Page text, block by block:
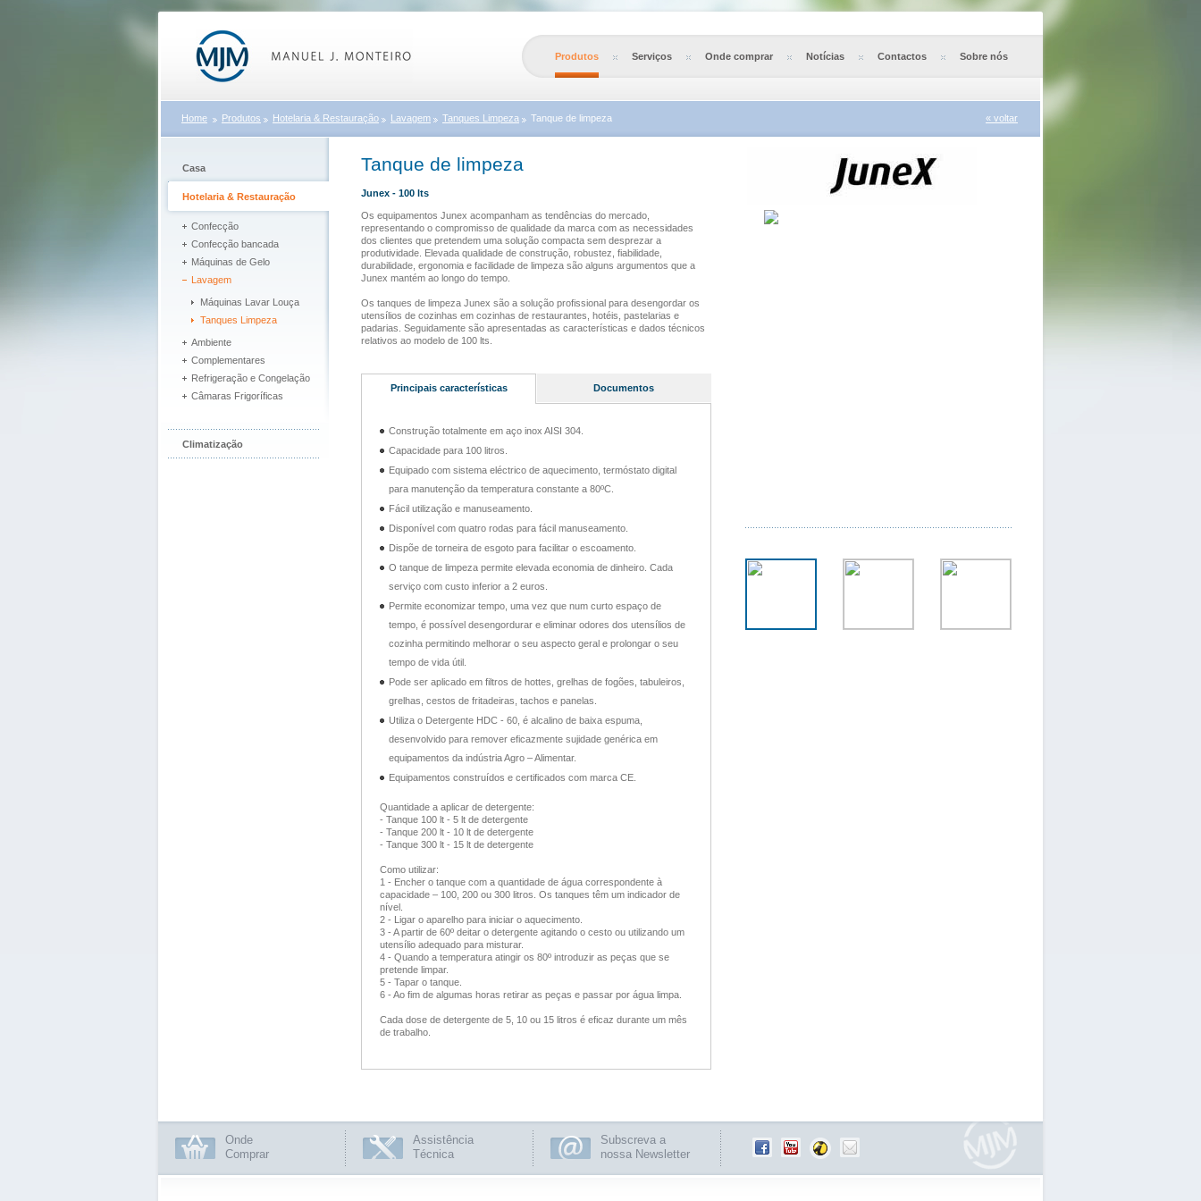
Produtos Serviços Onde comprar Notícias Contactos Sobre nós
Home Produtos Hotelaria & Restauração Lavagem Tanques Limpeza Tanque de limpeza « voltar
Casa
Hotelaria & Restauração
Confecção
Confecção bancada
Máquinas de Gelo
Lavagem
Máquinas Lavar Louça
Tanques Limpeza
Ambiente
Complementares
Refrigeração e Congelação
Câmaras Frigoríficas
Climatização
Tanque de limpeza
Junex - 100 lts
Os equipamentos Junex acompanham as tendências do mercado,
representando o compromisso de qualidade da marca com as necessidades
dos clientes que pretendem uma solução compacta sem desprezar a
produtividade. Elevada qualidade de construção, robustez, fiabilidade,
durabilidade, ergonomia e facilidade de limpeza são alguns argumentos que a
Junex mantém ao longo do tempo.
Os tanques de limpeza Junex são a solução profissional para desengordar os
utensílios de cozinhas em cozinhas de restaurantes, hotéis, pastelarias e
padarias. Seguidamente são apresentadas as características e dados técnicos
relativos ao modelo de 100 lts.
Principais características Documentos
Construção totalmente em aço inox AISI 304.
Capacidade para 100 litros.
Equipado com sistema eléctrico de aquecimento, termóstato digital
para manutenção da temperatura constante a 80ºC.
Fácil utilização e manuseamento.
Disponível com quatro rodas para fácil manuseamento.
Dispõe de torneira de esgoto para facilitar o escoamento.
O tanque de limpeza permite elevada economia de dinheiro. Cada
serviço com custo inferior a 2 euros.
Permite economizar tempo, uma vez que num curto espaço de
tempo, é possível desengordurar e eliminar odores dos utensílios de
cozinha permitindo melhorar o seu aspecto geral e prolongar o seu
tempo de vida útil.
Pode ser aplicado em filtros de hottes, grelhas de fogões, tabuleiros,
grelhas, cestos de fritadeiras, tachos e panelas.
Utiliza o Detergente HDC - 60, é alcalino de baixa espuma,
desenvolvido para remover eficazmente sujidade genérica em
equipamentos da indústria Agro – Alimentar.
Equipamentos construídos e certificados com marca CE.
Quantidade a aplicar de detergente:
- Tanque 100 lt - 5 lt de detergente
- Tanque 200 lt - 10 lt de detergente
- Tanque 300 lt - 15 lt de detergente
Como utilizar:
1 - Encher o tanque com a quantidade de água correspondente à
capacidade – 100, 200 ou 300 litros. Os tanques têm um indicador de
nível.
2 - Ligar o aparelho para iniciar o aquecimento.
3 - A partir de 60º deitar o detergente agitando o cesto ou utilizando um
utensílio adequado para misturar.
4 - Quando a temperatura atingir os 80º introduzir as peças que se
pretende limpar.
5 - Tapar o tanque.
6 - Ao fim de algumas horas retirar as peças e passar por água limpa.
Cada dose de detergente de 5, 10 ou 15 litros é eficaz durante um mês
de trabalho.
Onde
Comprar
Assistência
Técnica
Subscreva a
nossa Newsletter